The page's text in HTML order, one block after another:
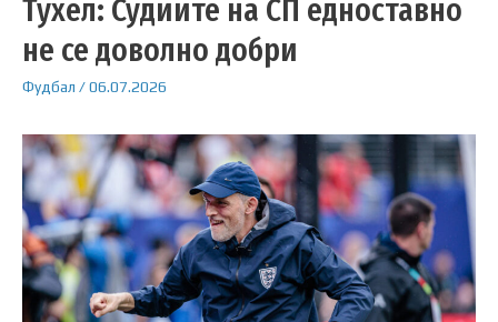
Тухел: Судиите на СП едноставно
не се доволно добри
Фудбал /06.07.2026